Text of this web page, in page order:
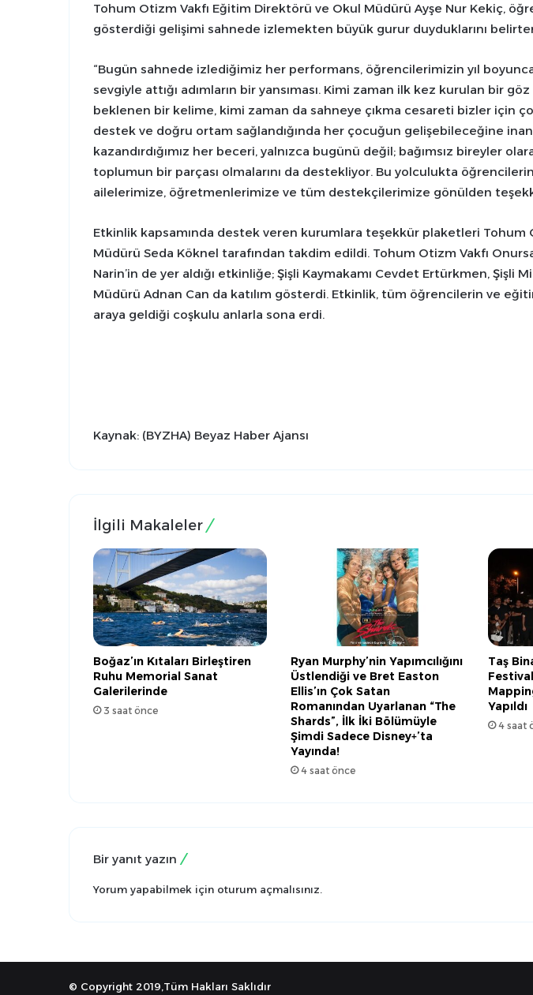
Tohum Otizm Vakfı Eğitim Direktörü ve Okul Müdürü Ayşe Nur Kekiç,
gösterdiği gelişimi sahnede izlemekten büyük gurur duyduklarını
“Bugün sahnede izlediğimiz her performans, öğrencilerimizin yıl
sevgiyle attığı adımların bir yansıması. Kimi zaman ilk kez kurulan bir
beklenen bir kelime, kimi zaman da sahneye çıkma cesareti bizler için
destek ve doğru ortam sağlandığında her çocuğun gelişebileceğine
kazandırdığımız her beceri, yalnızca bugünü değil; bağımsız bireyler
toplumun bir parçası olmalarını da destekliyor. Bu yolculukta
ailelerimize, öğretmenlerimize ve tüm destekçilerimize gönülden
Etkinlik kapsamında destek veren kurumlara teşekkür plaketleri Tohum
Müdürü Seda Köknel tarafından takdim edildi. Tohum Otizm Vakfı
Narin’in de yer aldığı etkinliğe; Şişli Kaymakamı Cevdet Ertürkmen, Şişli
Müdürü Adnan Can da katılım gösterdi. Etkinlik, tüm öğrencilerin ve
araya geldiği coşkulu anlarla sona erdi.
Kaynak: (BYZHA) Beyaz Haber Ajansı
İlgili Makaleler
Boğaz’ın Kıtaları Birleştiren
Ruhu Memorial Sanat
Galerilerinde
3 saat önce
Ryan Murphy’nin Yapımcılığını
Üstlendiği ve Bret Easton
Ellis’ın Çok Satan
Romanından Uyarlanan “The
Shards”, İlk İki Bölümüyle
Şimdi Sadece Disney+’ta
Yayında!
4 saat önce
Taş
Yapıldı
4 saat
Bir yanıt yazın
Yorum yapabilmek için oturum açmalısınız.
© Copyright 2019,Tüm Hakları Saklıdır